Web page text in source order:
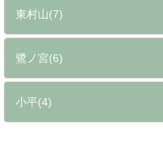
東村山(7)
鷺ノ宮(6)
小平(4)